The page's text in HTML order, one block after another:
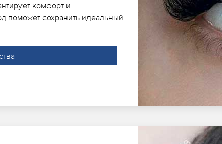
комфорт и
поможет сохранить идеальный